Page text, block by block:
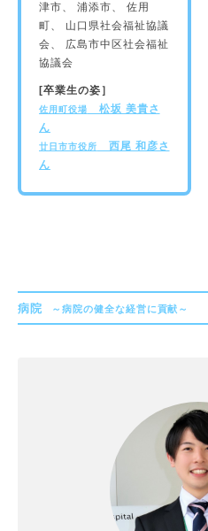
津市、 浦添市、 佐用
町、 山口県社会福祉協議
会、 広島市中区社会福祉
協議会
[卒業生の姿］
佐用町役場
松坂 美貴さ
ん
廿日市市役所
西尾 和彦さ
ん
病院 ～病院の健全な経営に貢献～